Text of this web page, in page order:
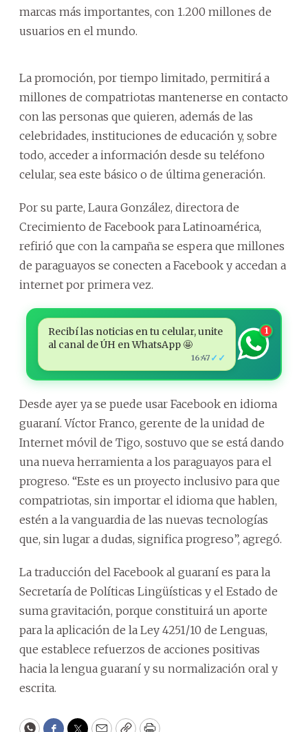
marcas más importantes, con 1.200 millones de
usuarios en el mundo.
La promoción, por tiempo limitado, permitirá a
millones de compatriotas mantenerse en contacto
con las personas que quieren, además de las
celebridades, instituciones de educación y, sobre
todo, acceder a información desde su teléfono
celular, sea este básico o de última generación.
Por su parte, Laura González, directora de
Crecimiento de Facebook para Latinoamérica,
refirió que con la campaña se espera que millones
de paraguayos se conecten a Facebook y accedan a
internet por primera vez.
Recibí las noticias en tu celular, unite
al canal de ÚH en WhatsApp 🤩
16:47 ✓✓
1
Desde ayer ya se puede usar Facebook en idioma
guaraní. Víctor Franco, gerente de la unidad de
Internet móvil de Tigo, sostuvo que se está dando
una nueva herramienta a los paraguayos para el
progreso. “Este es un proyecto inclusivo para que
compatriotas, sin importar el idioma que hablen,
estén a la vanguardia de las nuevas tecnologías
que, sin lugar a dudas, significa progreso”, agregó.
La traducción del Facebook al guaraní es para la
Secretaría de Políticas Lingüísticas y el Estado de
suma gravitación, porque constituirá un aporte
para la aplicación de la Ley 4251/10 de Lenguas,
que establece refuerzos de acciones positivas
hacia la lengua guaraní y su normalización oral y
escrita.